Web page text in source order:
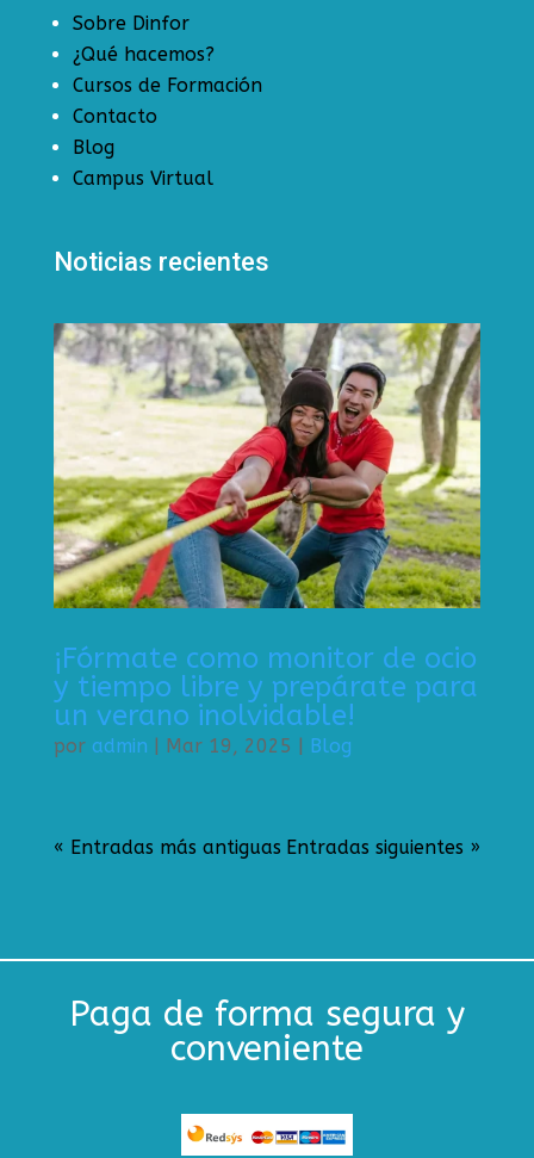
Sobre Dinfor
¿Qué hacemos?
Cursos de Formación
Contacto
Blog
Campus Virtual
Noticias recientes
¡Fórmate como monitor de ocio
y tiempo libre y prepárate para
un verano inolvidable!
por admin | Mar 19, 2025 | Blog
« Entradas más antiguas Entradas siguientes »
Paga de forma segura y
conveniente